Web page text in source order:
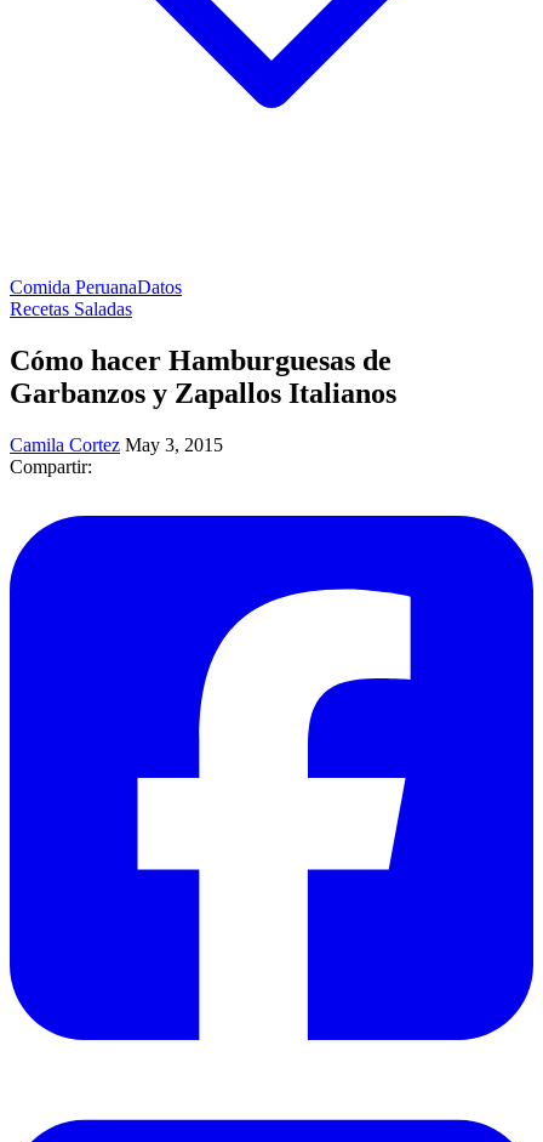
Comida PeruanaDatos
Recetas Saladas
Cómo hacer Hamburguesas de
Garbanzos y Zapallos Italianos
Camila Cortez May 3, 2015
Compartir: